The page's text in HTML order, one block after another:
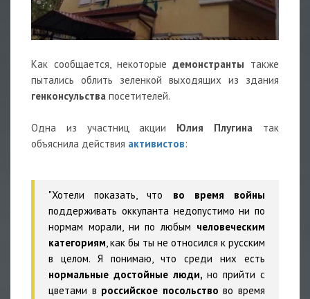
Как сообщается, некоторыедемонстранты также
пытались облить зеленкой выходящих из здания
генконсульства посетителей.
Одна из участниц акции Юлия Плугина так
объяснила действия активистов:
"Хотели показать, что во время войны
поддерживать оккупанта недопустимо ни по
нормам морали, ни по любым человеческим
категориям, как бы ты не относился к русским
в целом. Я понимаю, что среди них есть
нормальные достойные люди, но прийти с
цветами в российское посольство во время